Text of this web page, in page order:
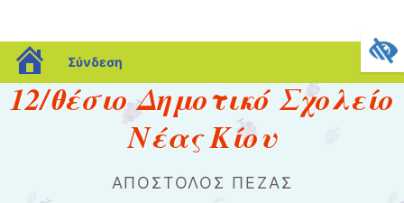
blogs.sch.gr
Σύνδεση
12/θέσιο Δημοτικό Σχολείο
Νέας Κίου
ΑΠΟΣΤΟΛΟΣ ΠΕΖΑΣ